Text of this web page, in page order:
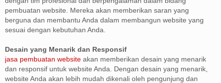
pembuatan website. Mereka akan memberikan saran yang
berguna dan membantu Anda dalam membangun website yang
sesuai dengan kebutuhan Anda.
Desain yang Menarik dan Responsif
jasa pembuatan website akan memberikan desain yang menarik
dan responsif untuk website Anda. Dengan desain yang menarik,
website Anda akan lebih mudah dikenali oleh pengunjung dan